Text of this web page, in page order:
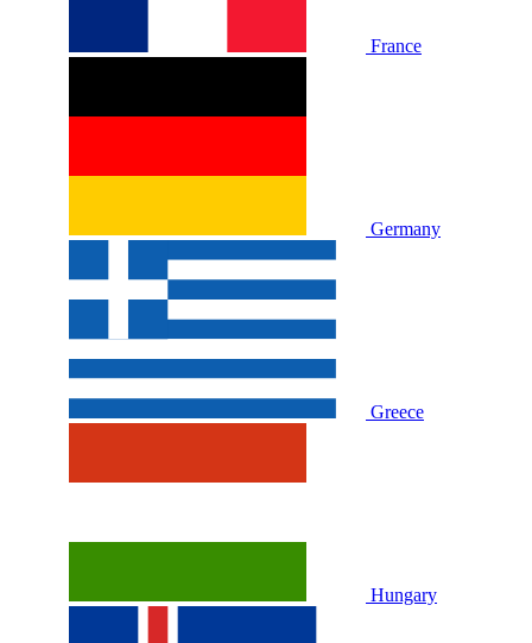
France
Germany
Greece
Hungary